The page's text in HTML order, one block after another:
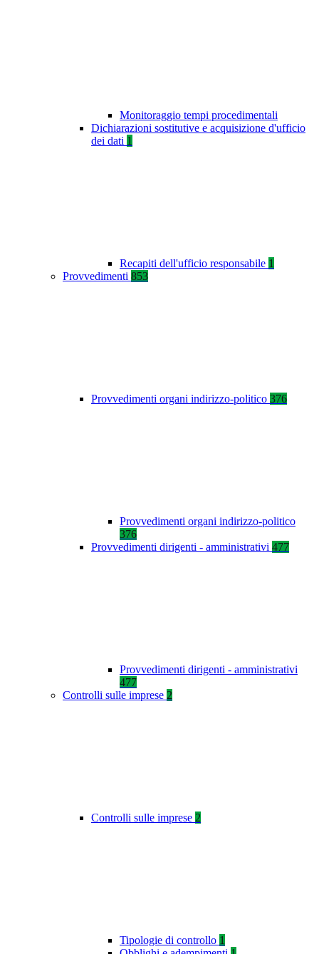
Monitoraggio tempi procedimentali
Dichiarazioni sostitutive e acquisizione d'ufficio
dei dati 1
Recapiti dell'ufficio responsabile 1
Provvedimenti 853
Provvedimenti organi indirizzo-politico 376
Provvedimenti organi indirizzo-politico
376
Provvedimenti dirigenti - amministrativi 477
Provvedimenti dirigenti - amministrativi
477
Controlli sulle imprese 2
Controlli sulle imprese 2
Tipologie di controllo 1